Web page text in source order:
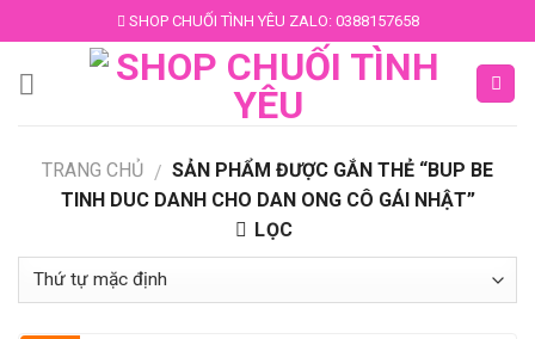
to
content
SHOP CHUỐI TÌNH YÊU ZALO: 0388157658
TRANG CHỦ / SẢN PHẨM ĐƯỢC GẮN THẺ “BUP BE
TINH DUC DANH CHO DAN ONG CÔ GÁI NHẬT”
LỌC